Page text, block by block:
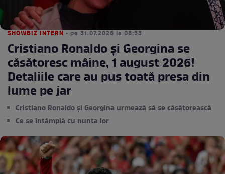
SHOWBIZ INTERN • pe 31.07.2026 la 08:53
Cristiano Ronaldo și Georgina se
căsătoresc mâine, 1 august 2026!
Detaliile care au pus toată presa din
lume pe jar
Cristiano Ronaldo și Georgina urmează să se căsătorească
Ce se întâmplă cu nunta lor